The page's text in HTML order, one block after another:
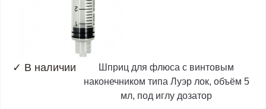
✓ В наличии
Шприц для флюса с винтовым
наконечником типа Луэр лок, объём 5
мл, под иглу дозатор